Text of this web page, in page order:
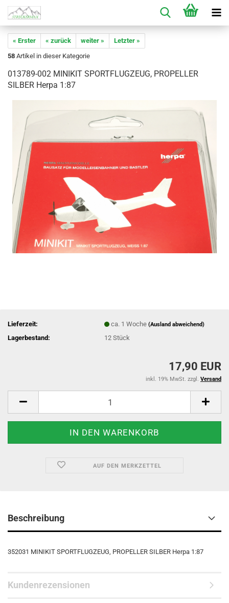
« Erster « zurück weiter »
Letzter »
58 Artikel in dieser Kategorie
013789-002 MINIKIT SPORTFLUGZEUG, PROPELLER
SILBER Herpa 1:87
Lieferzeit: ca. 1 Woche(Ausland abweichend)
Lagerbestand: 12Stück
17,90 EUR
inkl. 19% MwSt. zzgl. Versand
AUF DEN MERKZETTEL
Beschreibung
352031 MINIKIT SPORTFLUGZEUG, PROPELLER SILBER Herpa 1:87
Kundenrezensionen